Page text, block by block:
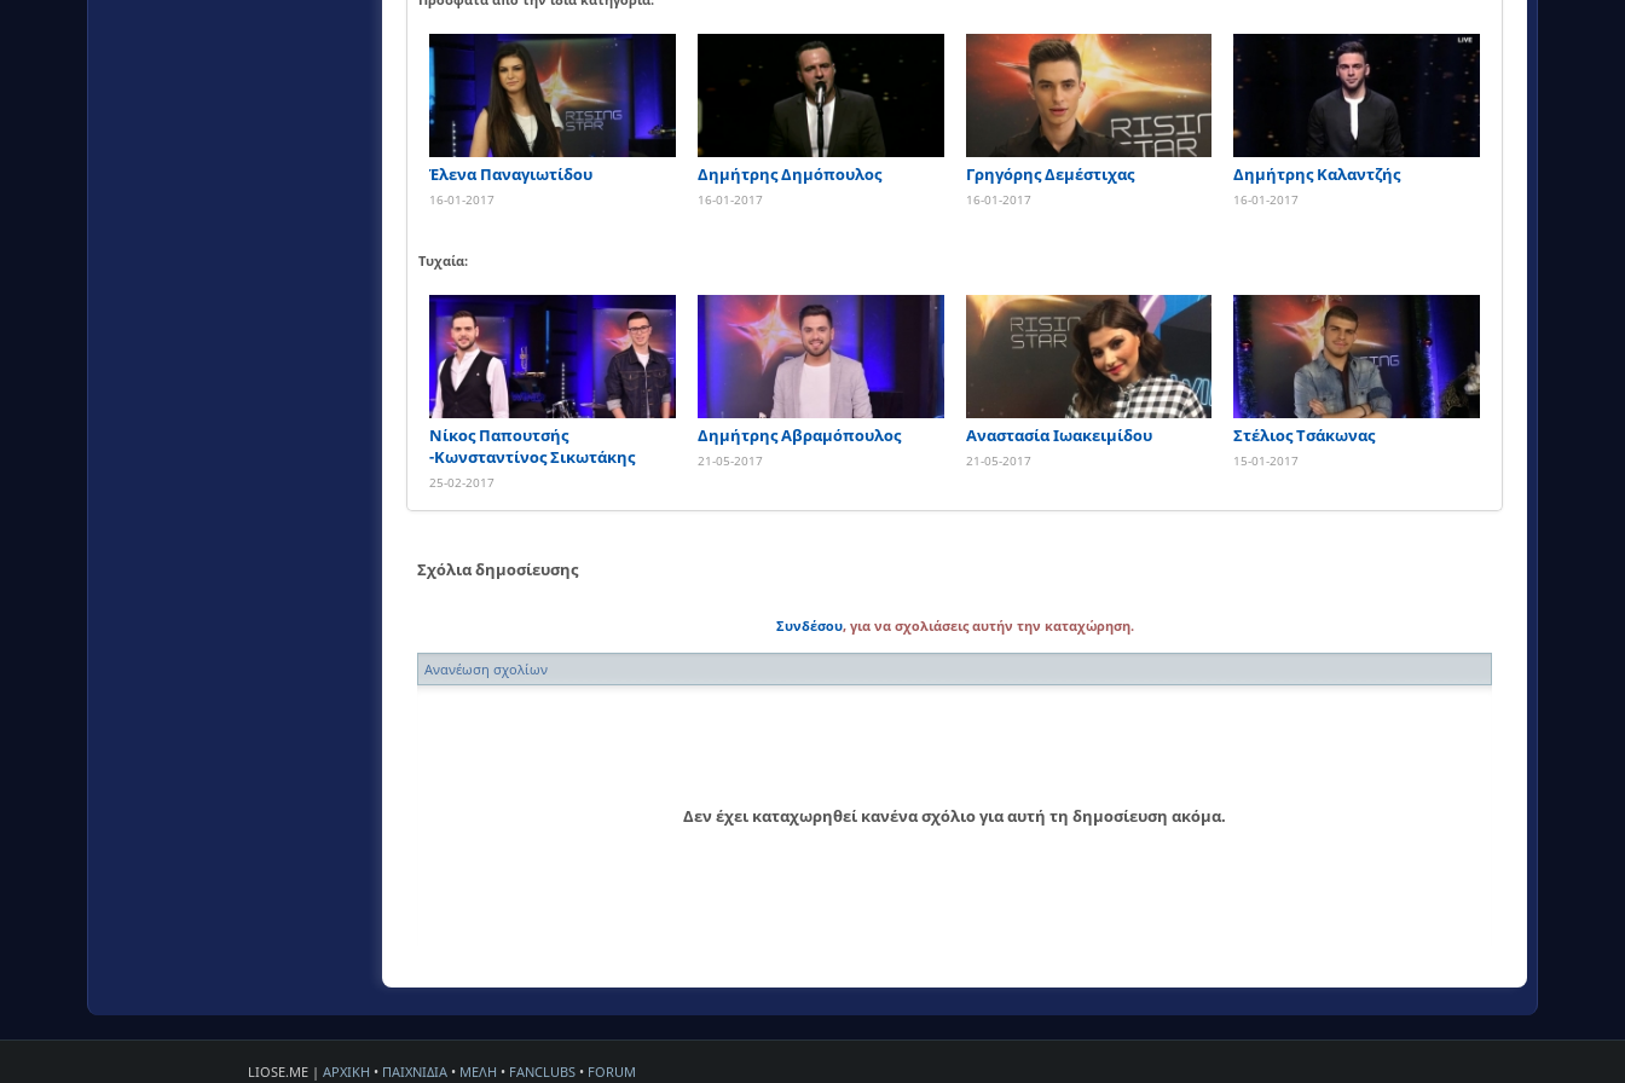
Έλενα Παναγιωτίδου
16-01-2017
Δημήτρης Δημόπουλος
16-01-2017
Γρηγόρης Δεμέστιχας
16-01-2017
Δημήτρης Καλαντζής
16-01-2017
Τυχαία:
Νίκος Παπουτσής
-Κωνσταντίνος Σικωτάκης
25-02-2017
Δημήτρης Αβραμόπουλος
21-05-2017
Αναστασία Ιωακειμίδου
21-05-2017
Στέλιος Τσάκωνας
15-01-2017
Σχόλια δημοσίευσης
Συνδέσου, για να σχολιάσεις αυτήν την καταχώρηση.
Ανανέωση σχολίων
Δεν έχει καταχωρηθεί κανένα σχόλιο για αυτή τη δημοσίευση ακόμα.
LIOSE.ME | ΑΡΧΙΚΗ • ΠΑΙΧΝΙΔΙΑ • ΜΕΛΗ • FANCLUBS • FORUM